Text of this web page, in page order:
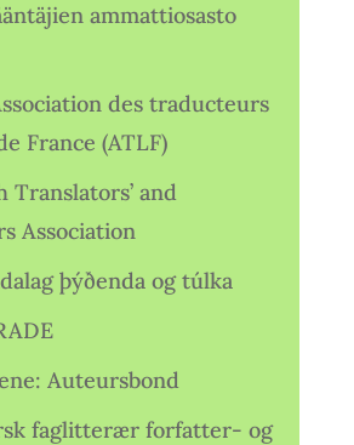
ammattiosasto
des traducteurs
France (ATLF)
Translators’ and
Association
þýðenda og túlka
Auteursbond
faglitterær forfatter- og